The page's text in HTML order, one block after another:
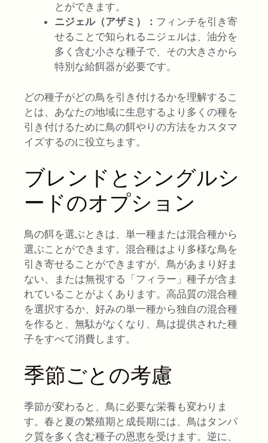
とができます。
ニジェル（アザミ）： フィンチを引き寄
せることで知られるニジェルは、油分を
多く含む小さな種子で、その大きさから
特別な給餌器が必要です。
どの種子がどの鳥を引き付けるかを理解するこ
とは、あなたの地域に生息するより多くの種を
引き付けるために鳥の餌やりの方法をカスタマ
イズするのに役立ちます。
ブレンドとシングルシ
ードのオプション
鳥の餌を選ぶときは、単一種または混合種から
選ぶことができます。混合種はより多様な鳥を
引き寄せることができますが、鳥があまり好ま
ない、または無視する「フィラー」種子が含ま
れていることがよくあります。高品質の混合種
を選択するか、好みの単一種から独自の混合種
を作ると、無駄がなくなり、鳥は提供された種
子をすべて消費します。
季節ごとの考慮
季節が変わると、鳥に必要な栄養も変わりま
す。春と夏の繁殖期と成長期には、鳥はタンパ
ク質を多く含む種子の恩恵を受けます。逆に、